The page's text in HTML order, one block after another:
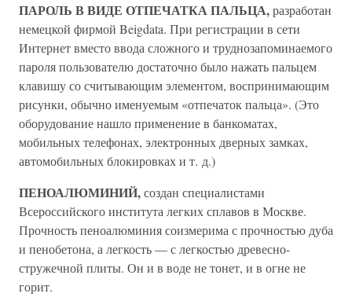
ПАРОЛЬ В ВИДЕ ОТПЕЧАТКА ПАЛЬЦА,разработан
немецкой фирмой Beigdata. При регистрации в сети
Интернет вместо ввода сложного и труднозапоминаемого
пароля пользователю достаточно было нажать пальцем
клавишу со считывающим элементом, воспринимающим
рисунки, обычно именуемым «отпечаток пальца». (Это
оборудование нашло применение в банкоматах,
мобильных телефонах, электронных дверных замках,
автомобильных блокировках и т. д.)
ПЕНОАЛЮМИНИЙ,создан специалистами
Всероссийского института легких сплавов в Москве.
Прочность пеноалюминия соизмерима с прочностью дуба
и пенобетона, а легкость — с легкостью древесно-
стружечной плиты. Он и в воде не тонет, и в огне не
горит.